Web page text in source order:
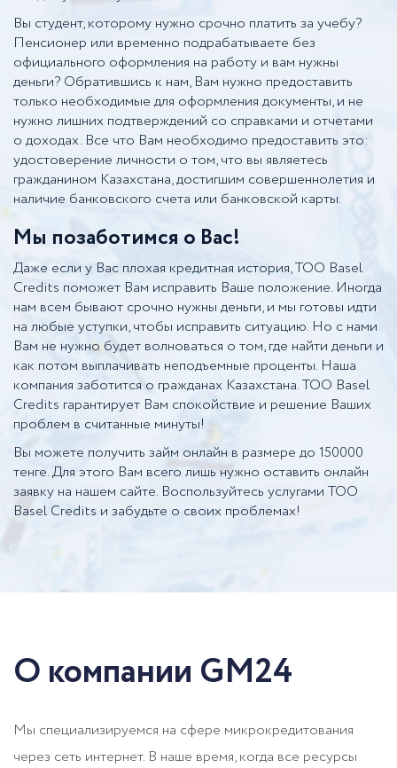
Вы студент, которому нужно срочно платить за учебу?
Пенсионер или временно подрабатываете без
официального оформления на работу и вам нужны
деньги? Обратившись к нам, Вам нужно предоставить
только необходимые для оформления документы, и не
нужно лишних подтверждений со справками и отчетами
о доходах. Все что Вам необходимо предоставить это:
удостоверение личности о том, что вы являетесь
гражданином Казахстана, достигшим совершеннолетия и
наличие банковского счета или банковской карты.
Мы позаботимся о Вас!
Даже если у Вас плохая кредитная история, ТОО Basel
Credits поможет Вам исправить Ваше положение. Иногда
нам всем бывают срочно нужны деньги, и мы готовы идти
на любые уступки, чтобы исправить ситуацию. Но с нами
Вам не нужно будет волноваться о том, где найти деньги и
как потом выплачивать неподъемные проценты. Наша
компания заботится о гражданах Казахстана. ТОО Basel
Credits гарантирует Вам спокойствие и решение Ваших
проблем в считанные минуты!
Вы можете получить займ онлайн в размере до 150000
тенге. Для этого Вам всего лишь нужно оставить онлайн
заявку на нашем сайте. Воспользуйтесь услугами ТОО
Basel Credits и забудьте о своих проблемах!
О компании GM24
Мы специализируемся на сфере микрокредитования
через сеть интернет. В наше время, когда все ресурсы